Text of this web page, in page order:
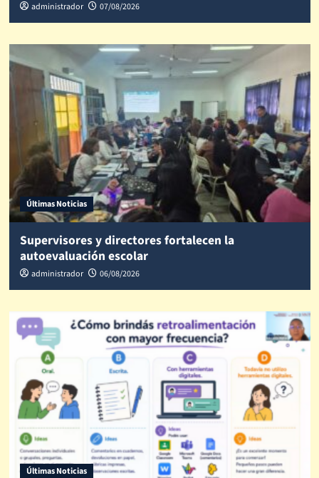
administrador 07/08/2026
Últimas Noticias
Supervisores y directores fortalecen la
autoevaluación escolar
administrador 06/08/2026
Últimas Noticias